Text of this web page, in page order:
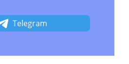
Telegram